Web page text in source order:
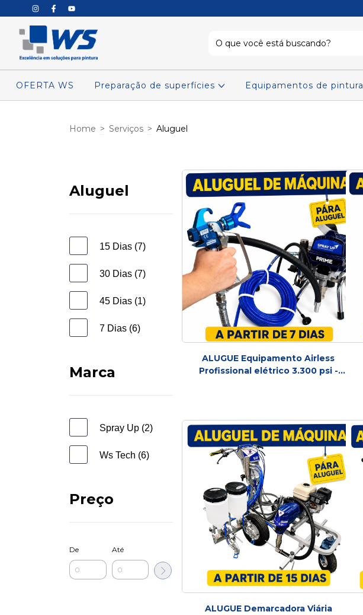
OFERTA WS Preparação de superfícies Equipamentos de pintura
Home > Serviços > Aluguel
Aluguel
15 Dias (7)
30 Dias (7)
45 Dias (1)
7 Dias (6)
Marca
Spray Up (2)
Ws Tech (6)
Preço
De Até
ALUGUE Equipamento Airless
Profissional elétrico 3.300 psi -
ALUGUE Demarcadora Viária